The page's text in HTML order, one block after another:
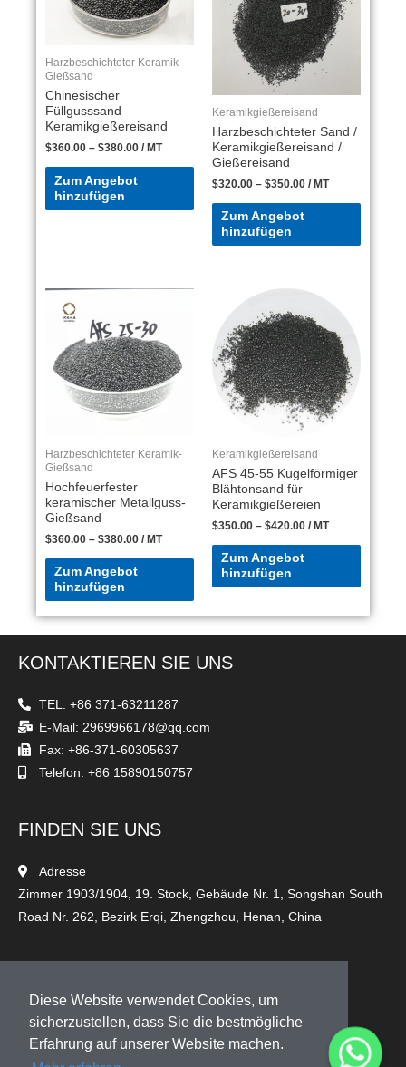
Diese Website verwendet Cookies, um
sicherzustellen, dass Sie die bestmögliche
Erfahrung auf unserer Website machen.
Harzbeschichteter Keramik-
Gießsand
Chinesischer
Füllgusssand
Keramikgießereisand
$360.00 – $380.00 / MT
Zum Angebot
hinzufügen
Keramikgießereisand
Harzbeschichteter Sand /
Keramikgießereisand /
Gießereisand
$320.00 – $350.00 / MT
Zum Angebot
hinzufügen
Harzbeschichteter Keramik-
Gießsand
Hochfeuerfester
keramischer Metallguss-
Gießsand
$360.00 – $380.00 / MT
Zum Angebot
hinzufügen
Keramikgießereisand
AFS 45-55 Kugelförmiger
Blähtonsand für
Keramikgießereien
$350.00 – $420.00 / MT
Zum Angebot
hinzufügen
KONTAKTIEREN SIE UNS
TEL: +86 371-63211287
E-Mail: 2969966178@qq.com
Fax: +86-371-60305637
Telefon: +86 15890150757
FINDEN SIE UNS
Adresse
Zimmer 1903/1904, 19. Stock, Gebäude Nr. 1, Songshan South
Road Nr. 262, Bezirk Erqi, Zhengzhou, Henan, China